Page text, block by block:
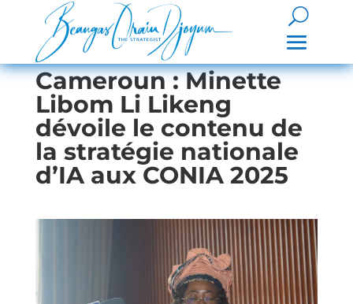
Cameroun : Minette
Libom Li Likeng
dévoile le contenu de
la stratégie nationale
d’IA aux CONIA 2025